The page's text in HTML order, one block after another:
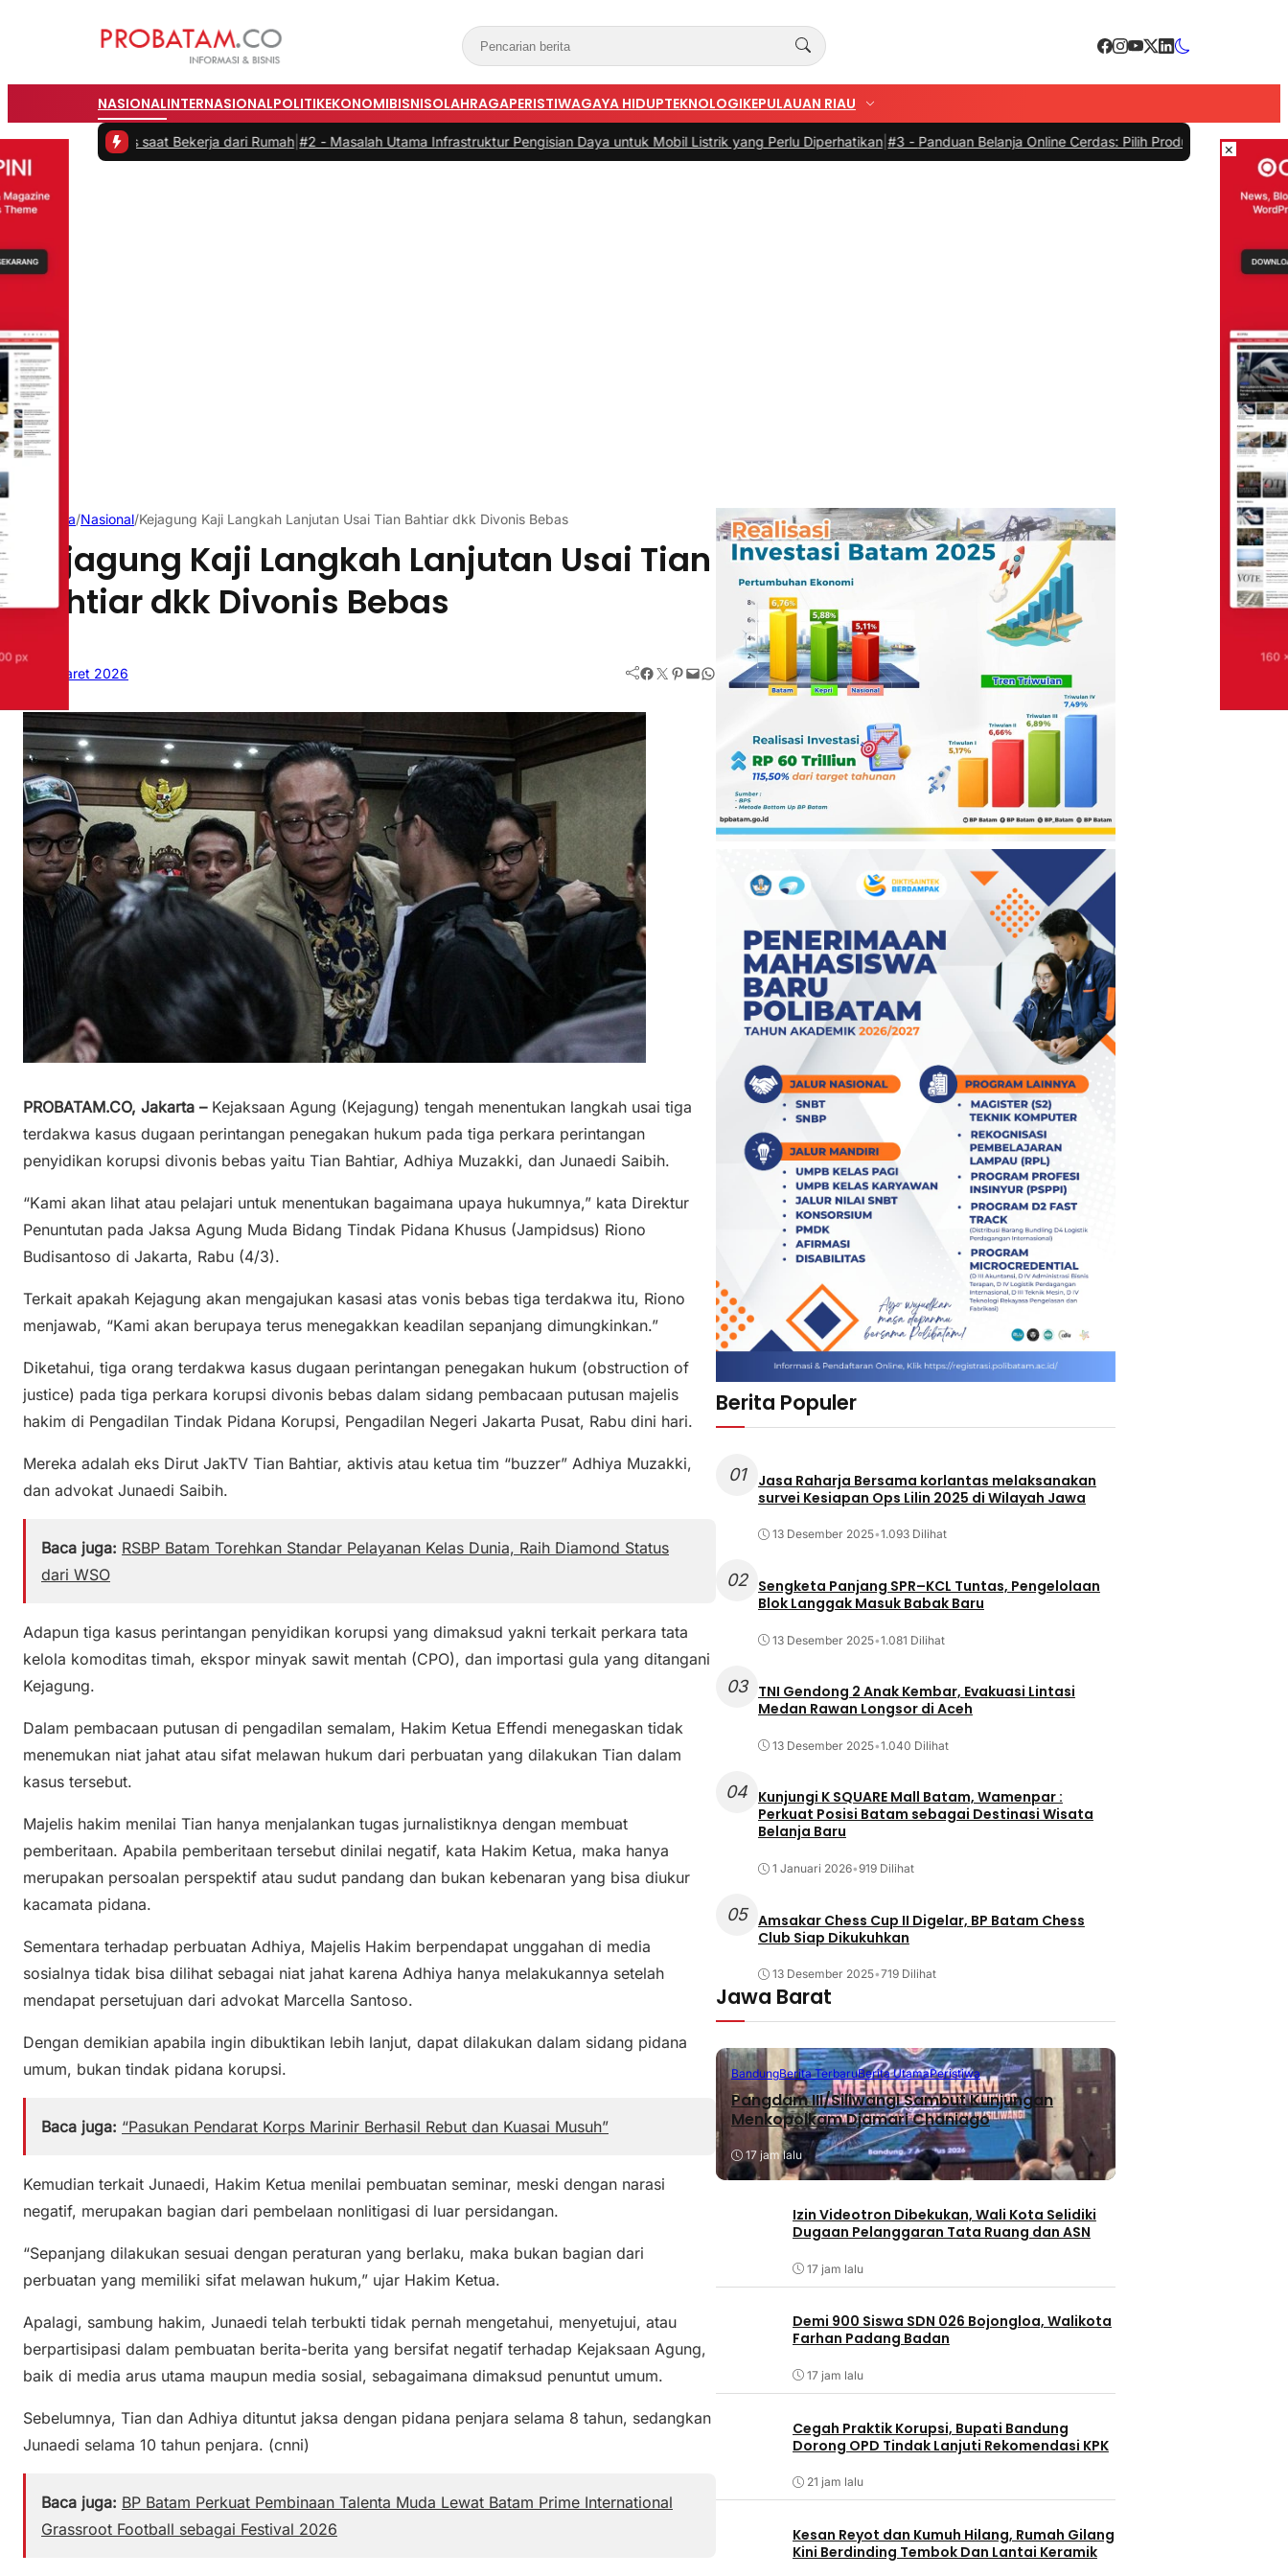
NASIONALINTERNASIONALPOLITIKEKONOMIBISNISOLAHRAGAPERISTIWAGAYA HIDUPTEKNOLOGIKEPULAUAN RIAU
saat Bekerja dari Rumah|#2 -Masalah Utama Infrastruktur Pengisian Daya untuk Mobil Listrik yang Perlu Diperhatikan|#3 -Panduan Belanja Online Cerdas: Pilih Produk dengan Bijak dan Hindari
Beranda/Nasional/Kejagung Kaji Langkah Lanjutan Usai Tian Bahtiar dkk Divonis Bebas
Kejagung Kaji Langkah Lanjutan Usai Tian
Bahtiar dkk Divonis Bebas
4 Maret 2026 Facebook Twitter Pinterest Mail WhatsApp
PROBATAM.CO, Jakarta –Kejaksaan Agung (Kejagung) tengah menentukan langkah usai tiga
terdakwa kasus dugaan perintangan penegakan hukum pada tiga perkara perintangan
penyidikan korupsi divonis bebas yaitu Tian Bahtiar, Adhiya Muzakki, dan Junaedi Saibih.
“Kami akan lihat atau pelajari untuk menentukan bagaimana upaya hukumnya,” kata Direktur
Penuntutan pada Jaksa Agung Muda Bidang Tindak Pidana Khusus (Jampidsus) Riono
Budisantoso di Jakarta, Rabu (4/3).
Terkait apakah Kejagung akan mengajukan kasasi atas vonis bebas tiga terdakwa itu, Riono
menjawab, “Kami akan berupaya terus menegakkan keadilan sepanjang dimungkinkan.”
Diketahui, tiga orang terdakwa kasus dugaan perintangan penegakan hukum (obstruction of
justice) pada tiga perkara korupsi divonis bebas dalam sidang pembacaan putusan majelis
hakim di Pengadilan Tindak Pidana Korupsi, Pengadilan Negeri Jakarta Pusat, Rabu dini hari.
Mereka adalah eks Dirut JakTV Tian Bahtiar, aktivis atau ketua tim “buzzer” Adhiya Muzakki,
dan advokat Junaedi Saibih.
Baca juga: RSBP Batam Torehkan Standar Pelayanan Kelas Dunia, Raih Diamond Status
dari WSO
Adapun tiga kasus perintangan penyidikan korupsi yang dimaksud yakni terkait perkara tata
kelola komoditas timah, ekspor minyak sawit mentah (CPO), dan importasi gula yang ditangani
Kejagung.
Dalam pembacaan putusan di pengadilan semalam, Hakim Ketua Effendi menegaskan tidak
menemukan niat jahat atau sifat melawan hukum dari perbuatan yang dilakukan Tian dalam
kasus tersebut.
Majelis hakim menilai Tian hanya menjalankan tugas jurnalistiknya dengan membuat
pemberitaan. Apabila pemberitaan tersebut dinilai negatif, kata Hakim Ketua, maka hanya
merupakan persoalan perspektif atau sudut pandang dan bukan kebenaran yang bisa diukur
kacamata pidana.
Sementara terhadap perbuatan Adhiya, Majelis Hakim berpendapat unggahan di media
sosialnya tidak bisa dilihat sebagai niat jahat karena Adhiya hanya melakukannya setelah
mendapat persetujuan dari advokat Marcella Santoso.
Dengan demikian apabila ingin dibuktikan lebih lanjut, dapat dilakukan dalam sidang pidana
umum, bukan tindak pidana korupsi.
Baca juga: “Pasukan Pendarat Korps Marinir Berhasil Rebut dan Kuasai Musuh”
Kemudian terkait Junaedi, Hakim Ketua menilai pembuatan seminar, meski dengan narasi
negatif, merupakan bagian dari pembelaan nonlitigasi di luar persidangan.
“Sepanjang dilakukan sesuai dengan peraturan yang berlaku, maka bukan bagian dari
perbuatan yang memiliki sifat melawan hukum,” ujar Hakim Ketua.
Apalagi, sambung hakim, Junaedi telah terbukti tidak pernah mengetahui, menyetujui, atau
berpartisipasi dalam pembuatan berita-berita yang bersifat negatif terhadap Kejaksaan Agung,
baik di media arus utama maupun media sosial, sebagaimana dimaksud penuntut umum.
Sebelumnya, Tian dan Adhiya dituntut jaksa dengan pidana penjara selama 8 tahun, sedangkan
Junaedi selama 10 tahun penjara. (cnni)
Baca juga: BP Batam Perkuat Pembinaan Talenta Muda Lewat Batam Prime International
Grassroot Football sebagai Festival 2026
Berita Populer
01
Jasa Raharja Bersama korlantas melaksanakan
survei Kesiapan Ops Lilin 2025 di Wilayah Jawa
13 Desember 2025•1.093 Dilihat
02
Sengketa Panjang SPR–KCL Tuntas, Pengelolaan
Blok Langgak Masuk Babak Baru
13 Desember 2025•1.081 Dilihat
03
TNI Gendong 2 Anak Kembar, Evakuasi Lintasi
Medan Rawan Longsor di Aceh
13 Desember 2025•1.040 Dilihat
04 Kunjungi K SQUARE Mall Batam, Wamenpar :
Perkuat Posisi Batam sebagai Destinasi Wisata
Belanja Baru
1 Januari 2026•919 Dilihat
05 Amsakar Chess Cup II Digelar, BP Batam Chess
Club Siap Dikukuhkan
13 Desember 2025•719 Dilihat
Jawa Barat
BandungBerita TerbaruBerita UtamaPeristiwa
Pangdam III/Siliwangi Sambut Kunjungan
Menkopolkam Djamari Chaniago
17 jam lalu
Izin Videotron Dibekukan, Wali Kota Selidiki
Dugaan Pelanggaran Tata Ruang dan ASN
17 jam lalu
Demi 900 Siswa SDN 026 Bojongloa, Walikota
Farhan Padang Badan
17 jam lalu
Cegah Praktik Korupsi, Bupati Bandung
Dorong OPD Tindak Lanjuti Rekomendasi KPK
21 jam lalu
Kesan Reyot dan Kumuh Hilang, Rumah Gilang
Kini Berdinding Tembok Dan Lantai Keramik
×